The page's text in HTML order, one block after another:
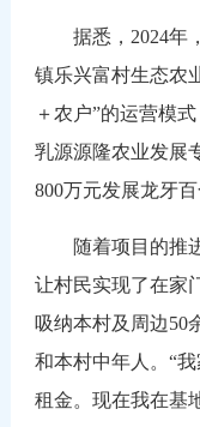
据悉，2024年，
镇乐兴富村生态农
＋农户”的运营模
乳源源隆农业发展
800万元发展龙牙百
随着项目的推进
让村民实现了在家
吸纳本村及周边50
和本村中年人。“
租金。现在我在基